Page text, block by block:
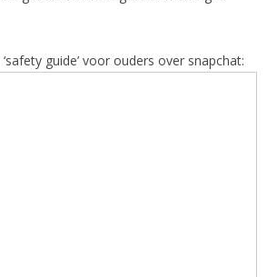
guide’ voor ouders over snapchat: